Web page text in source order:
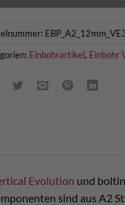
Einbohrartikel, Einbohr
Evolution und
sind aus A2